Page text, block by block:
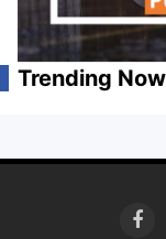
Trending Now